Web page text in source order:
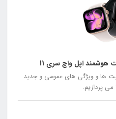
اپل واچ سری 11
ها و ویژگی های عمومی و جدید